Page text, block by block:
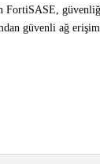
FortiSASE,
güvenli ağ